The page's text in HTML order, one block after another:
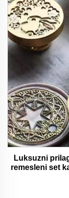
Luksuzni
remesleni set